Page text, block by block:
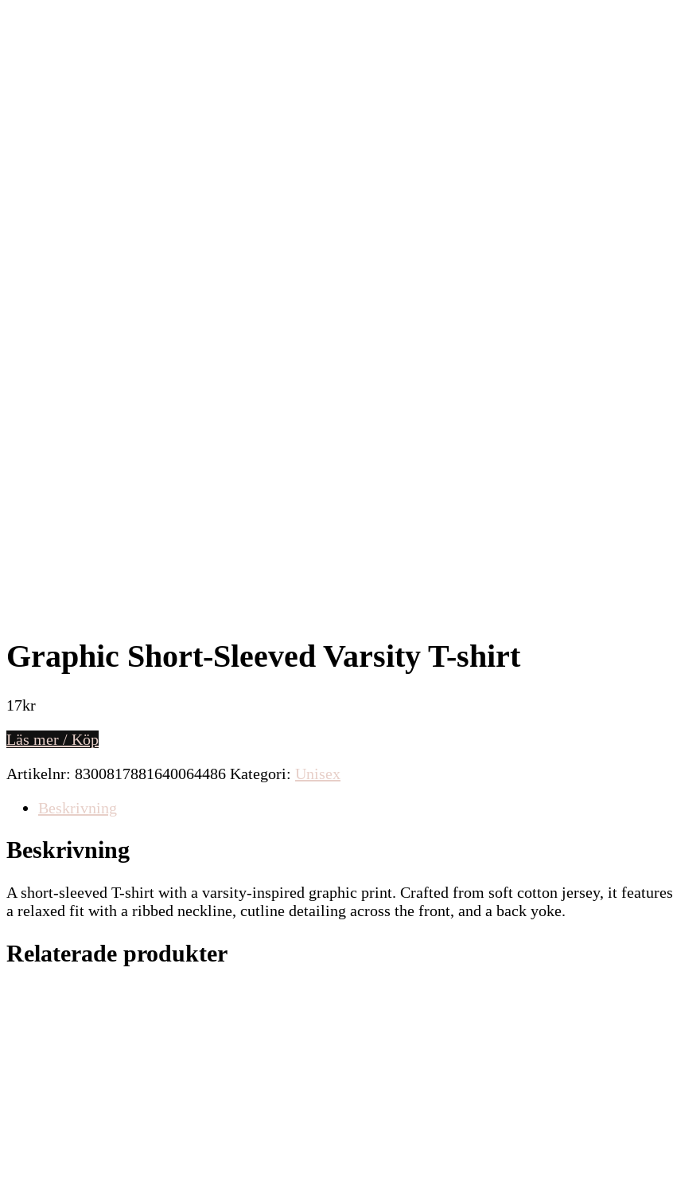
Graphic Short-Sleeved Varsity T-shirt
17kr
Läs mer / Köp
Artikelnr: 8300817881640064486 Kategori: Unisex
Beskrivning
Beskrivning
A short-sleeved T-shirt with a varsity-inspired graphic print. Crafted from soft cotton jersey, it features
a relaxed fit with a ribbed neckline, cutline detailing across the front, and a back yoke.
Relaterade produkter